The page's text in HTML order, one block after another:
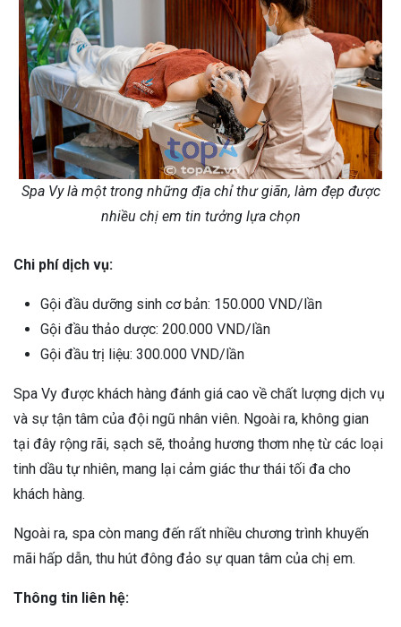
Spa Vy là một trong những địa chỉ thư giãn, làm đẹp được
nhiều chị em tin tưởng lựa chọn
Chi phí dịch vụ:
Gội đầu dưỡng sinh cơ bản: 150.000 VND/lần
Gội đầu thảo dược: 200.000 VND/lần
Gội đầu trị liệu: 300.000 VND/lần
Spa Vy được khách hàng đánh giá cao về chất lượng dịch vụ
và sự tận tâm của đội ngũ nhân viên. Ngoài ra, không gian
tại đây rộng rãi, sạch sẽ, thoảng hương thơm nhẹ từ các loại
tinh dầu tự nhiên, mang lại cảm giác thư thái tối đa cho
khách hàng.
Ngoài ra, spa còn mang đến rất nhiều chương trình khuyến
mãi hấp dẫn, thu hút đông đảo sự quan tâm của chị em.
Thông tin liên hệ: